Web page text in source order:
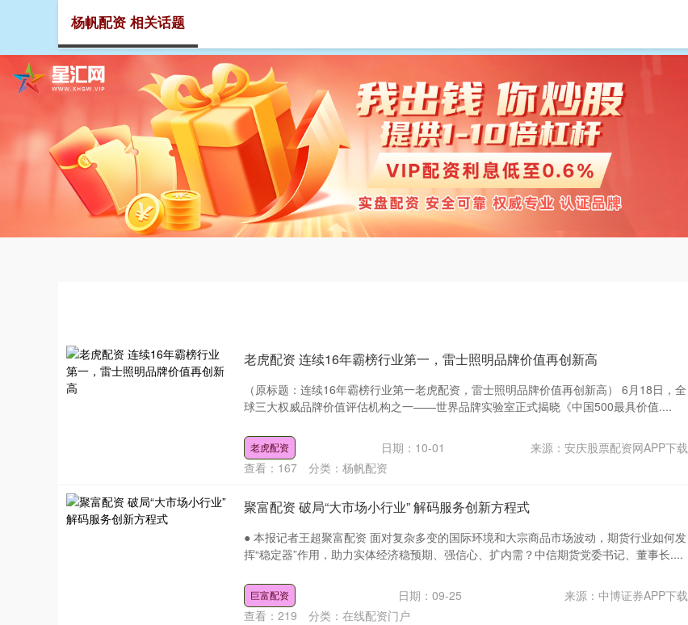
杨帆配资 相关话题
老虎配资 连续16年霸榜行业第一，雷士照明品牌价值再创新高
（原标题：连续16年霸榜行业第一老虎配资，雷士照明品牌价值再创新高） 6月18日，全
球三大权威品牌价值评估机构之一——世界品牌实验室正式揭晓《中国500最具价值....
老虎配资 日期：10-01
来源：安庆股票配资网APP下载
查看： 167 分类： 杨帆配资
聚富配资 破局“大市场小行业” 解码服务创新方程式
● 本报记者王超聚富配资 面对复杂多变的国际环境和大宗商品市场波动，期货行业如何发
挥“稳定器”作用，助力实体经济稳预期、强信心、扩内需？中信期货党委书记、董事长....
巨富配资 日期：09-25
来源：中博证券APP下载
查看： 219 分类： 在线配资门户